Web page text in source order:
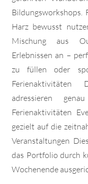
Bildungsworkshops.
Harz bewusst
Mischung aus
Erlebnissen an –
zu füllen oder
Ferienaktivitäten
adressieren
Ferienaktivitäten
gezielt auf die
Veranstaltungen
das Portfolio durch
Wochenende